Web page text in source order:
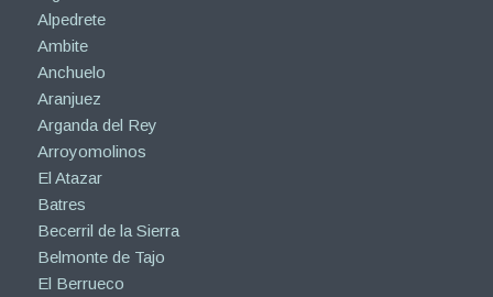
Alpedrete
Ambite
Anchuelo
Aranjuez
Arganda del Rey
Arroyomolinos
El Atazar
Batres
Becerril de la Sierra
Belmonte de Tajo
El Berrueco